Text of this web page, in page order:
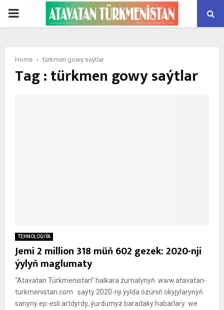
PRIMARY
Home türkmen gowy saýtlar
Tag : türkmen gowy saýtlar
TEHNOLOGIÝA
Jemi 2 million 318 müň 602 gezek: 2020-nji
ýylyň maglumaty
“Atavatan Türkmenistan” halkara žurnalynyň www.atavatan-
turkmenistan.com saýty 2020-nji ýylda özüniň okyjylarynyň
sanyny ep-esli artdyrdy, ýurdumyz baradaky habarlary we